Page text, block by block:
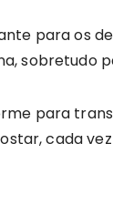
para os
sobretudo
para
cada